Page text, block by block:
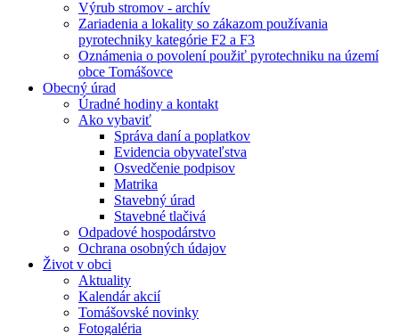
Výrub stromov - archív
Zariadenia a lokality so zákazom používania
pyrotechniky kategórie F2 a F3
Oznámenia o povolení použiť pyrotechniku na území
obce Tomášovce
Obecný úrad
Úradné hodiny a kontakt
Ako vybaviť
Správa daní a poplatkov
Evidencia obyvateľstva
Osvedčenie podpisov
Matrika
Stavebný úrad
Stavebné tlačivá
Odpadové hospodárstvo
Ochrana osobných údajov
Život v obci
Aktuality
Kalendár akcií
Tomášovské novinky
Fotogaléria